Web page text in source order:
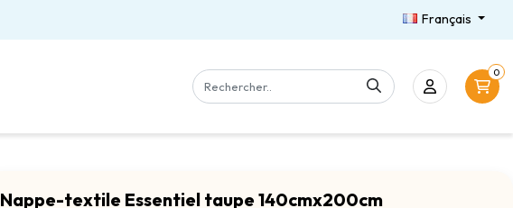
Français
0
Nappe-textile Essentiel taupe 140cmx200cm